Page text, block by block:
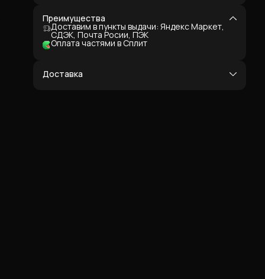
Преимущества
Доставим в пункты выдачи: Яндекс Маркет,
СДЭК, Почта Росии, ПЭК
Оплата частями в Сплит
Доставка